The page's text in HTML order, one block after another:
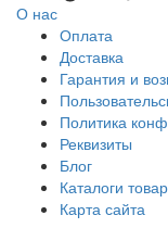
О нас
Оплата
Доставка
Гарантия и
Политика
Реквизиты
Блог
Каталоги
Карта сайта